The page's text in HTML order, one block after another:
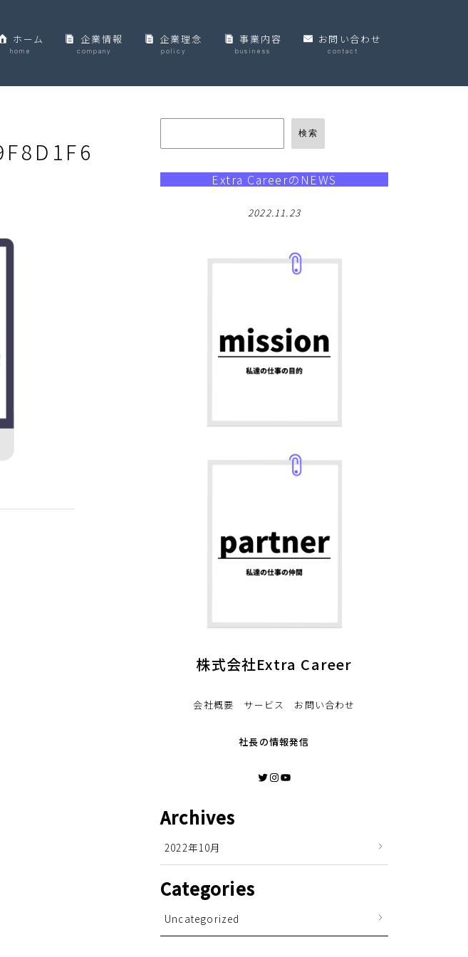
ホーム
home
企業情報
company
企業理念
policy
事業内容
business
お問い合わせ
contact
検索
Extra CareerのNEWS
2022.11.23
株式会社Extra Career
会社概要 サービス お問い合わせ
社長の情報発信
Twitter InstagramYouTube
Archives
2022年10月
Categories
Uncategorized